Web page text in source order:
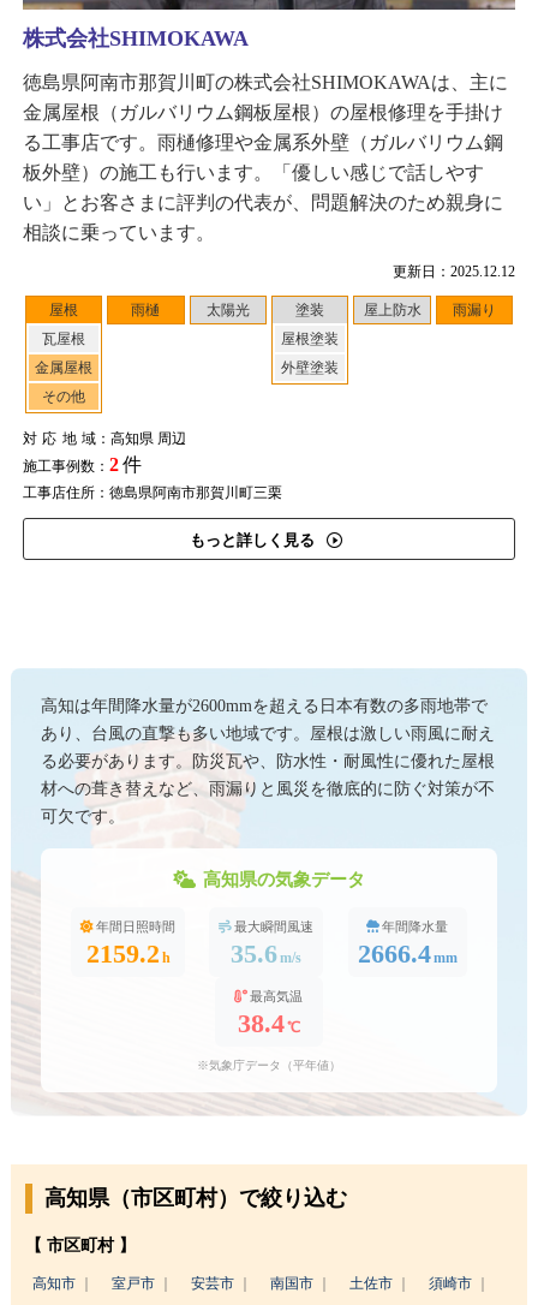
更新日：2025.12.12
屋根
瓦屋根
金属屋根
その他
雨樋 太陽光
塗装
屋根塗装
外壁塗装
屋上防水 雨漏り
対応地域：高知県 周辺
施工事例数： 2件
工事店住所：徳島県阿南市那賀川町三栗
もっと詳しく見る
株式会社SHIMOKAWA
徳島県阿南市那賀川町の株式会社SHIMOKAWAは、主に
金属屋根（ガルバリウム鋼板屋根）の屋根修理を手掛け
る工事店です。雨樋修理や金属系外壁（ガルバリウム鋼
板外壁）の施工も行います。「優しい感じで話しやす
い」とお客さまに評判の代表が、問題解決のため親身に
相談に乗っています。
高知は年間降水量が2600mmを超える日本有数の多雨地帯で
あり、台風の直撃も多い地域です。屋根は激しい雨風に耐え
る必要があります。防災瓦や、防水性・耐風性に優れた屋根
材への葺き替えなど、雨漏りと風災を徹底的に防ぐ対策が不
可欠です。
高知県の気象データ
年間日照時間
2159.2 h
最大瞬間風速
35.6m/s
年間降水量
2666.4mm
最高気温
38.4℃
※気象庁データ（平年値）
高知県（市区町村）で絞り込む
【 市区町村 】
高知市 室戸市 安芸市 南国市 土佐市
須崎市